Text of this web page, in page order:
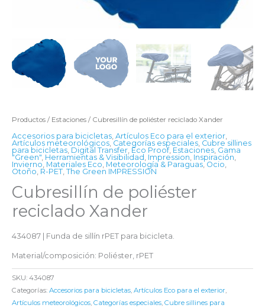
Productos / Estaciones / Cubresillín de poliéster reciclado Xander
Accesorios para bicicletas, Artículos Eco para el exterior,
Artículos meteorológicos, Categorías especiales, Cubre sillines
para bicicletas, Digital Transfer, Eco Proof, Estaciones, Gama
"Green", Herramientas & Visibilidad , Impression, Inspiración,
Invierno, Materiales Eco, Meteorología & Paraguas, Ocio,
Otoño, R-PET, The Green IMPRESSION
Cubresillín de poliéster
reciclado Xander
434087 | Funda de sillín rPET para bicicleta.
Material/composición: Poliéster, rPET
SKU: 434087
Categorías: Accesorios para bicicletas, Artículos Eco para el exterior,
Artículos meteorológicos, Categorías especiales, Cubre sillines para